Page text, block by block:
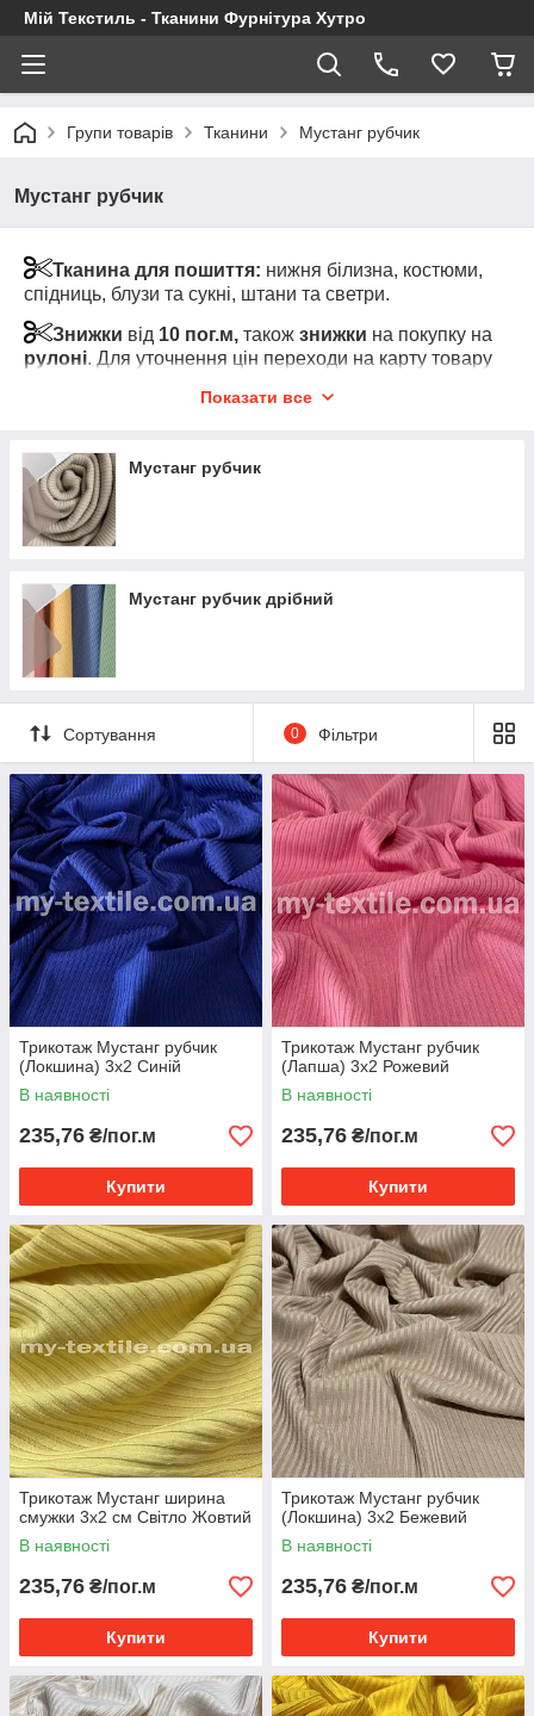
Мій Текстиль - Тканини Фурнітура Хутро
Групи товарів Тканини Мустанг рубчик
Мустанг рубчик
Тканина для пошиття: нижня білизна, костюми,
спідниць, блузи та сукні, штани та светри.
Знижки від 10 пог.м, також знижки на покупку на
рулоні. Для уточнення цін переходи на карту товару
одного кольору
Показати все
Мустанг рубчик
Мустанг рубчик дрібний
Сортування 0 Фільтри
Трикотаж Мустанг рубчик
(Локшина) 3x2 Синій
В наявності
235,76 ₴/пог.м
Купити
Трикотаж Мустанг рубчик
(Лапша) 3x2 Рожевий
В наявності
235,76 ₴/пог.м
Купити
Трикотаж Мустанг ширина
смужки 3x2 см Світло Жовтий
В наявності
235,76 ₴/пог.м
Купити
Трикотаж Мустанг рубчик
(Локшина) 3x2 Бежевий
В наявності
235,76 ₴/пог.м
Купити